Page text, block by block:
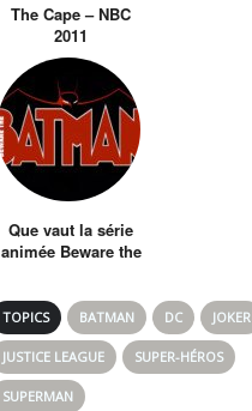
The Cape – NBC
2011
Que vaut la série
animée Beware the
TOPICS BATMAN DC JOKER
JUSTICE LEAGUE SUPER-HÉROS
SUPERMAN